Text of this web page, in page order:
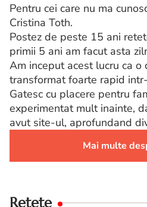
Pentru cei care nu ma
Cristina Toth.
Postez de peste 15 ani
primii 5 ani am facut asta
Am inceput acest lucru ca o
transformat foarte rapid
Gatesc cu placere pentru
experimentat mult inainte,
avut site-ul, aprofundand
Mai multe
Retete